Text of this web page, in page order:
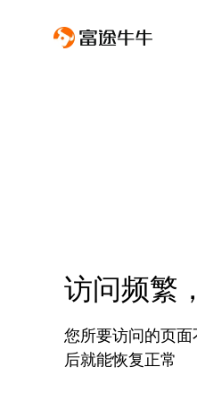
访问频繁
您所要访问的页
后就能恢复正常